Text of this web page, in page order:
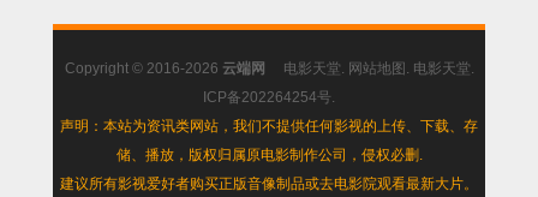
Copyright © 2016-2026 云端网 电影天堂 网站地图 电影天堂
ICP备202264254号
声明：本站为资讯类网站，我们不提供任何影视的上传、下载、存
储、播放，版权归属原电影制作公司，侵权必删.
建议所有影视爱好者购买正版音像制品或去电影院观看最新大片。